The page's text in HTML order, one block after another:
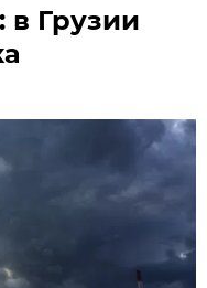
в Грузии